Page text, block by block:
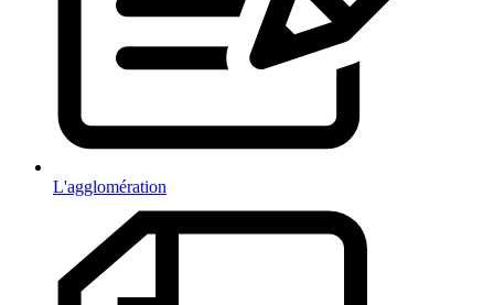
L'agglomération